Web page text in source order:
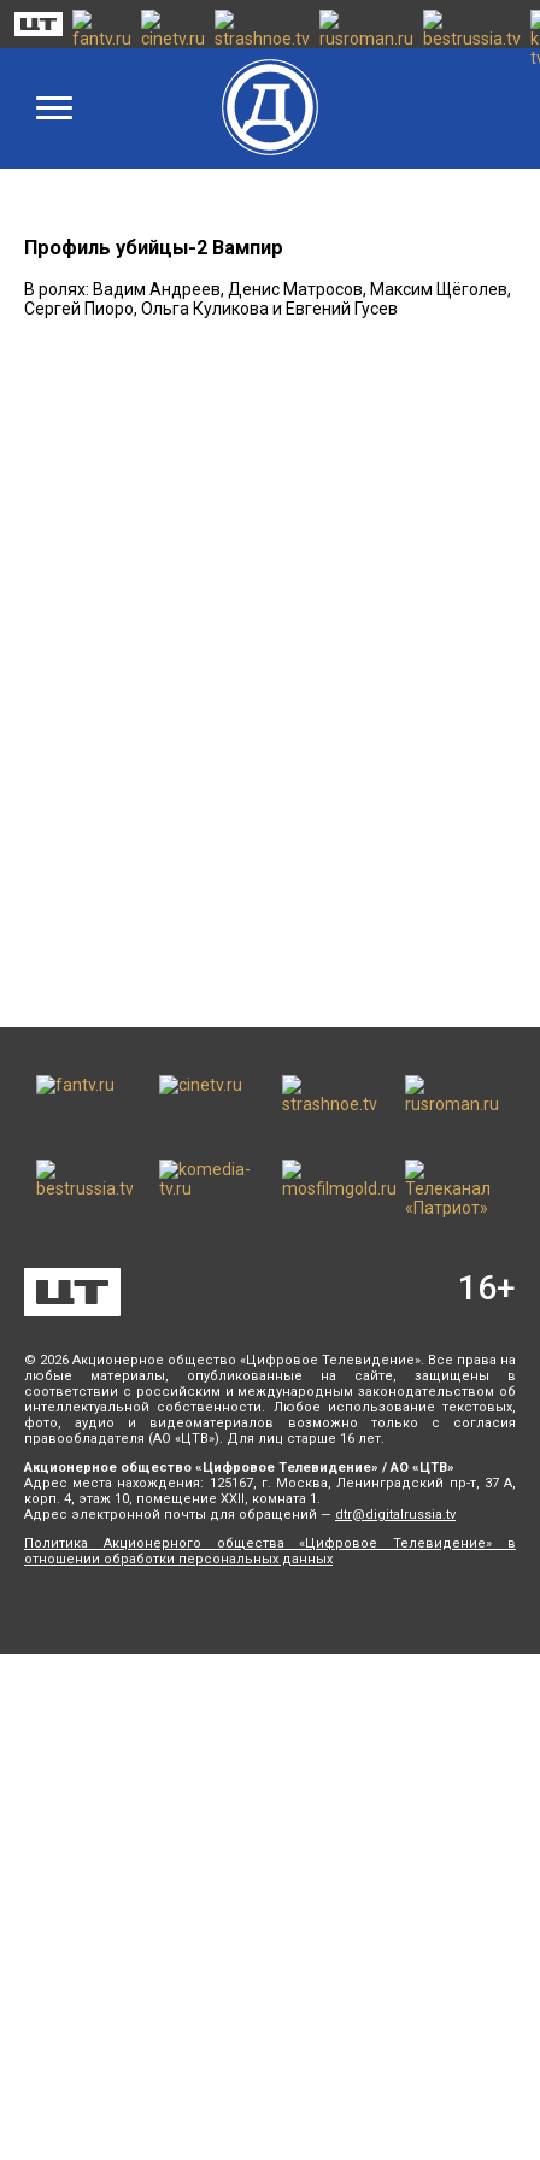
Профиль убийцы-2 Вампир
В ролях: Вадим Андреев, Денис Матросов, Максим Щёголев,
Сергей Пиоро, Ольга Куликова и Евгений Гусев
© 2026 Акционерное общество «Цифровое Телевидение». Все права на
любые материалы, опубликованные на сайте, защищены в
соответствии с российским и международным законодательством об
интеллектуальной собственности. Любое использование текстовых,
фото, аудио и видеоматериалов возможно только с согласия
правообладателя (АО «ЦТВ»). Для лиц старше 16 лет.
Акционерное общество «Цифровое Телевидение» / АО «ЦТВ»
Адрес места нахождения: 125167, г. Москва, Ленинградский пр-т, 37 А,
корп. 4, этаж 10, помещение XXII, комната 1.
Адрес электронной почты для обращений — dtr@digitalrussia.tv
Политика Акционерного общества «Цифровое Телевидение» в
отношении обработки персональных данных
16+